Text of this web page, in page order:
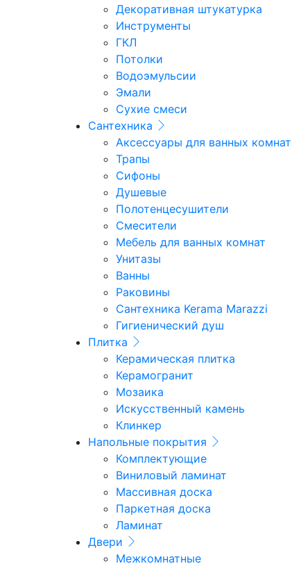
Декоративная штукатурка
Инструменты
ГКЛ
Потолки
Водоэмульсии
Эмали
Сухие смеси
Сантехника
Аксессуары для ванных комнат
Трапы
Сифоны
Душевые
Полотенцесушители
Смесители
Мебель для ванных комнат
Унитазы
Ванны
Раковины
Сантехника Kerama Marazzi
Гигиенический душ
Плитка
Керамическая плитка
Керамогранит
Мозаика
Искусственный камень
Клинкер
Напольные покрытия
Комплектующие
Виниловый ламинат
Массивная доска
Паркетная доска
Ламинат
Двери
Межкомнатные